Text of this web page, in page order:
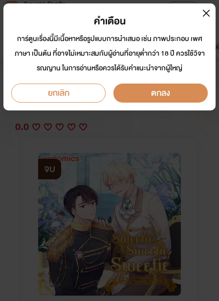
Tunwalai ธัญวลัย
หน้าแรก นิยาย อีบุ๊ก การ์ตูน
มาใหม่
ดรีมแชท ธัญลิสต์
Sweetie, Sweetie, Sweetie
WeComicsTH
Y
0.0
จบ
คำเตือน
การ์ตูนเรื่องนี้มีเนื้อหาหรือรูปแบบการนำเสนอ เช่น ภาพประกอบ เพศ
ภาษา เป็นต้น ที่อาจไม่เหมาะสมกับผู้อ่านที่อายุต่ำกว่า 18 ปี ควรใช้วิจา
รณญาน ในการอ่านหรือควรได้รับคำแนะนำจากผู้ใหญ่
ยกเลิก ตกลง